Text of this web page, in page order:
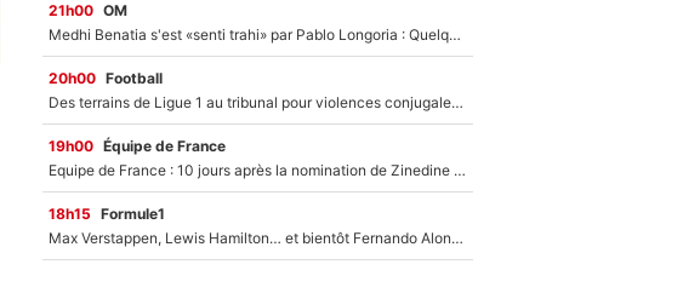
21h00 OM
Medhi Benatia s'est «senti trahi» par Pablo Longoria : Quelques semaines après son départ, l'ancien directeur de football de l'OM règle ses comptes
20h00 Football
Des terrains de Ligue 1 au tribunal pour violences conjugales : Un arbitre français encourt une peine de 18 mois de prison !
19h00 Équipe de France
Equipe de France : 10 jours après la nomination de Zinedine Zidane, c'est au tour de son fils de prendre un nouveau départ !
18h15 Formule1
Max Verstappen, Lewis Hamilton… et bientôt Fernando Alonso ? Le classement des pilotes les mieux payés en Formule 1 risque de changer !